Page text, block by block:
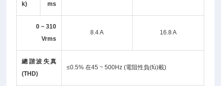
k)
ms
0 ~ 310
Vrms
8.4 A 16.8 A
總諧波失真
(THD)
≤0.5% 在45 ~ 500Hz (電阻性負(fù)載)